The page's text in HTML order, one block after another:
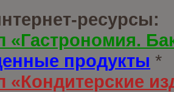
ресурсы:
«Гастрономия.
продукты *
«Кондитерские